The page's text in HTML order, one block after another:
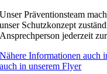
Unser Präventionsteam
unser Schutzkonzept
Ansprechperson jederzeit
Nähere Informationen auch
auch in unserem Flyer